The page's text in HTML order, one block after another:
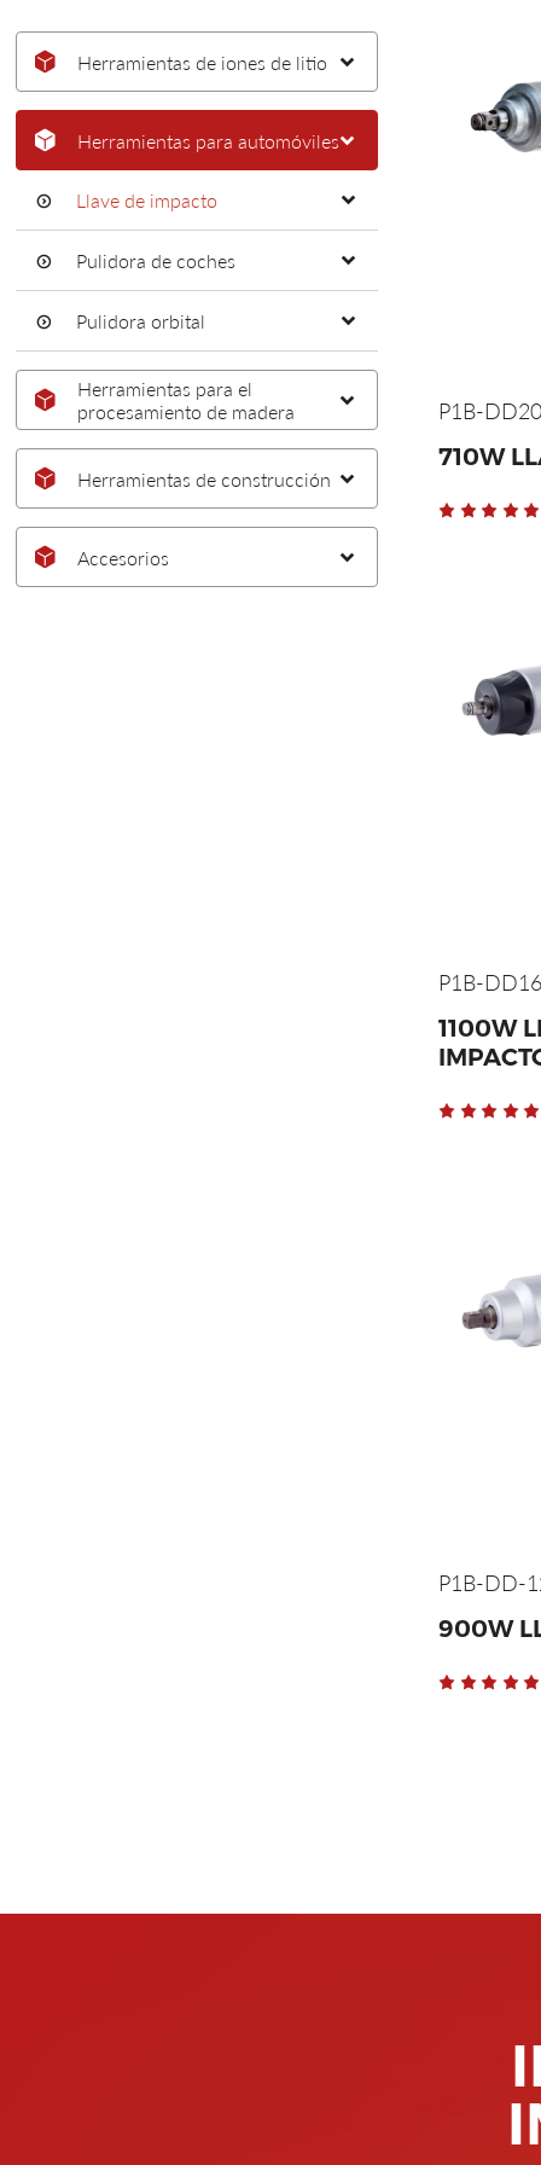
Herramientas de iones de litio
Herramientas para automóviles
Llave de impacto
Pulidora de coches
Pulidora orbital
Herramientas para el
procesamiento de madera
Herramientas de construcción
Accesorios
P1B-
710W
P1B-
1100W
P1B-DD-
900W